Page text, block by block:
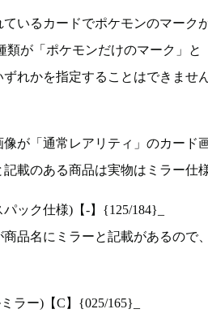
いるカードでポケモンのマーク
が「ポケモンだけのマーク」と
れかを指定することはできませ
が「通常レアリティ」のカード
載のある商品は実物はミラー仕
ック仕様)【-】{125/184}_
品名にミラーと記載があるので
ラー)【C】{025/165}_